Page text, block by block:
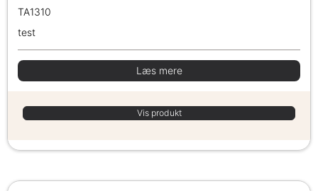
TA1310
test
Læs mere
Vis produkt